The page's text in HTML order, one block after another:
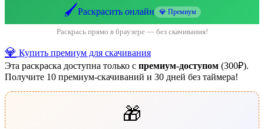
🖌️Раскрасить онлайн 💎 Премиум
Раскрась прямо в браузере — без скачивания!
💎 Купить премиум для скачивания
Эта раскраска доступна только с премиум-доступом (300₽).
Получите 10 премиум-скачиваний и 30 дней без таймера!
🎁